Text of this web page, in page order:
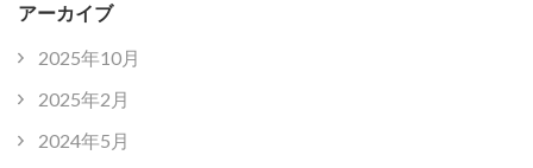
アーカイブ
2025年10月
2025年2月
2024年5月